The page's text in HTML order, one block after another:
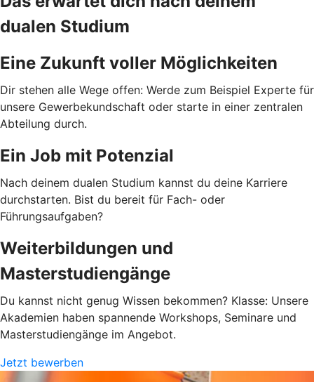
dualen Studium
Eine Zukunft voller Möglichkeiten
Dir stehen alle Wege offen: Werde zum Beispiel Experte für
unsere Gewerbekundschaft oder starte in einer zentralen
Abteilung durch.
Ein Job mit Potenzial
Nach deinem dualen Studium kannst du deine Karriere
durchstarten. Bist du bereit für Fach- oder
Führungsaufgaben?
Weiterbildungen und
Masterstudiengänge
Du kannst nicht genug Wissen bekommen? Klasse: Unsere
Akademien haben spannende Workshops, Seminare und
Masterstudiengänge im Angebot.
Jetzt bewerben